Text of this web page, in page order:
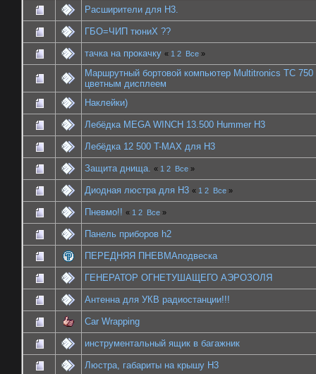
Расширители для Н3.
ГБО=ЧИП тюниХ ??
тачка на прокачку « 1 2 Все »
Маршрутный бортовой компьютер Multitronics TC 750
цветным дисплеем
Наклейки)
Лебёдка MEGA WINCH 13.500 Hummer H3
Лебёдка 12 500 T-MAX для Н3
Защита днища. « 1 2 Все »
Диодная люстра для Н3 « 1 2 Все »
Пневмо!! « 1 2 Все »
Панель приборов h2
ПЕРЕДНЯЯ ПНЕВМАподвеска
ГЕНЕРАТОР ОГНЕТУШАЩЕГО АЭРОЗОЛЯ
Антенна для УКВ радиостанции!!!
Car Wrapping
инструментальный ящик в багажник
Люстра, габариты на крышу H3